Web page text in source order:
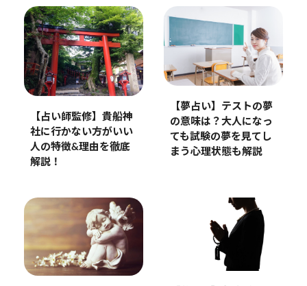
【占い師監修】貴船神
社に行かない方がいい
人の特徴&理由を徹底
解説！
【夢占い】テストの夢
の意味は？大人になっ
ても試験の夢を見てし
まう心理状態も解説